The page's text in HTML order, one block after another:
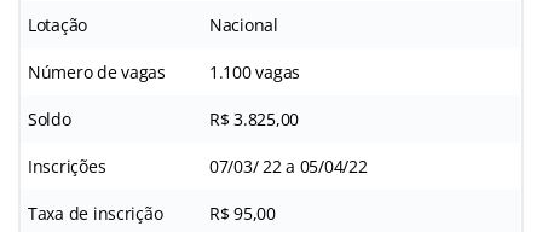
Lotação Nacional
Número de vagas 1.100 vagas
Soldo R$ 3.825,00
Inscrições 07/03/ 22 a 05/04/22
Taxa de inscrição R$ 95,00